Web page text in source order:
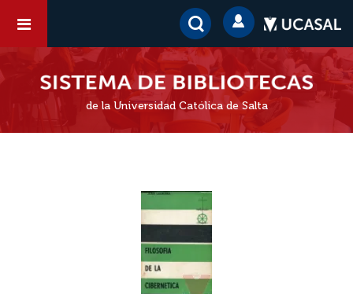
de la Universidad Católica de Salta